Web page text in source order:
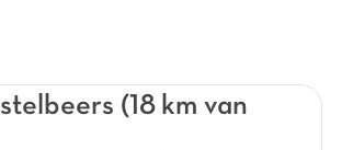
(18 km van